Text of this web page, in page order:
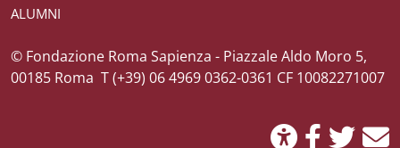
ALUMNI
Credits
© Fondazione Roma Sapienza - Piazzale Aldo Moro 5,
00185 Roma T (+39) 06 4969 0362-0361 CF 10082271007